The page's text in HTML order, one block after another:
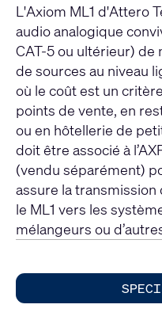
L'Axiom ML1 d'Attero
audio analogique
CAT-5 ou ultérieur)
de sources au niveau
où le coût est un
points de vente, en
ou en hôtellerie de
doit être associé à
(vendu séparément)
assure la
le ML1 vers les
mélangeurs ou